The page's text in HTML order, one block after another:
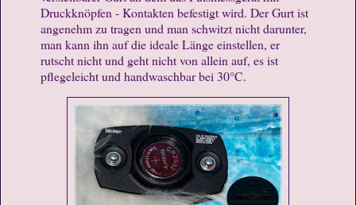
Druckknöpfen - Kontakten befestigt wird. Der Gurt ist
angenehm zu tragen und man schwitzt nicht darunter,
man kann ihn auf die ideale Länge einstellen, er
rutscht nicht und geht nicht von allein auf, es ist
pflegeleicht und handwaschbar bei 30°C.